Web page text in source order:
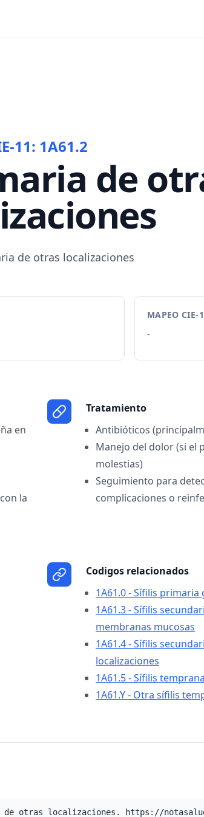
11: 1A61.2
de
de otras localizaciones
MAPEO CIE-
-
en
la
Tratamiento
Antibióticos
Manejo del dolor (si el
molestias)
Seguimiento para
complicaciones o
Codigos relacionados
1A61.0 - Sífilis primaria
1A61.3 - Sífilis
membranas mucosas
1A61.4 - Sífilis
localizaciones
1A61.5 - Sífilis
1A61.Y - Otra sífilis
otras localizaciones. https://